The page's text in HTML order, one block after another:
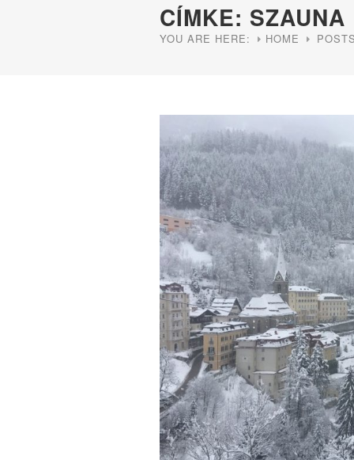
CÍMKE: SZAUNA
YOU ARE HERE: HOME